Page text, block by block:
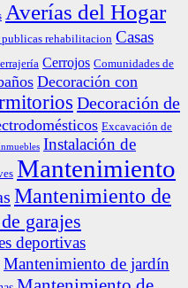
Averías del Hogar
publicas rehabilitacion Casas
Cerrojos Comunidades de
Decoración con
Decoración de
Excavación de
Instalación de
Mantenimiento
Mantenimiento de
garajes
deportivas
Mantenimiento de jardín